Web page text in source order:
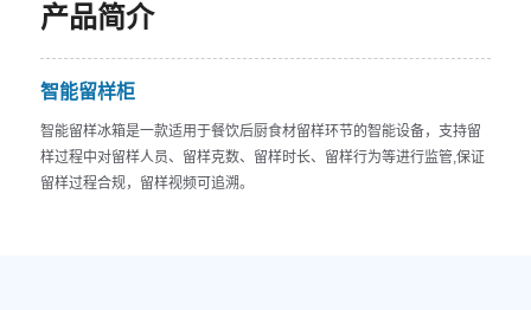
产品简介
智能留样柜
智能留样冰箱是一款适用于餐饮后厨食材留样环节的智能设备，支持留
样过程中对留样人员、留样克数、留样时长、留样行为等进行监管,保证
留样过程合规，留样视频可追溯。